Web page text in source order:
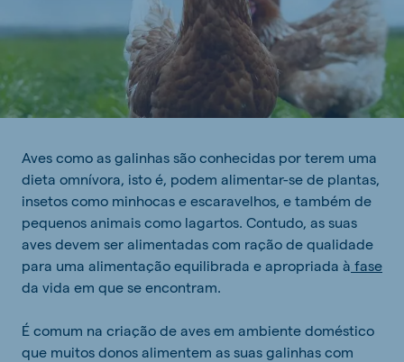
Aves como as galinhas são conhecidas por terem uma
dieta omnívora, isto é, podem alimentar-se de plantas,
insetos como minhocas e escaravelhos, e também de
pequenos animais como lagartos. Contudo, as suas
aves devem ser alimentadas com ração de qualidade
para uma alimentação equilibrada e apropriada à fase
da vida em que se encontram.
É comum na criação de aves em ambiente doméstico
que muitos donos alimentem as suas galinhas com